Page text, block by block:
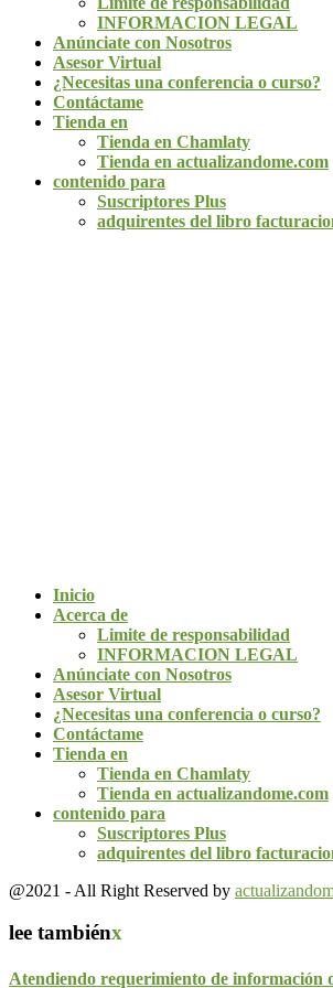
INFORMACION LEGAL
Anúnciate con Nosotros
Asesor Virtual
¿Necesitas una conferencia o curso?
Contáctame
Tienda en
Tienda en Chamlaty
Tienda en actualizandome.com
contenido para
Suscriptores Plus
adquirentes del libro
Inicio
Acerca de
Limite de responsabilidad
INFORMACION LEGAL
Anúnciate con Nosotros
Asesor Virtual
¿Necesitas una conferencia o curso?
Contáctame
Tienda en
Tienda en Chamlaty
Tienda en actualizandome.com
contenido para
Suscriptores Plus
adquirentes del libro
@2021 - All Right Reserved by
lee tambiénx
Atendiendo requerimiento de información